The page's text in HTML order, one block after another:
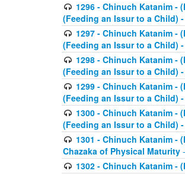
1296 - Chinuch Katanim -
(Feeding an Issur to a Child)
1297 - Chinuch Katanim -
(Feeding an Issur to a Child)
1298 - Chinuch Katanim -
(Feeding an Issur to a Child)
1299 - Chinuch Katanim -
(Feeding an Issur to a Child)
1300 - Chinuch Katanim -
(Feeding an Issur to a Child)
1301 - Chinuch Katanim -
Chazaka of Physical Maturity
1302 - Chinuch Katanim -